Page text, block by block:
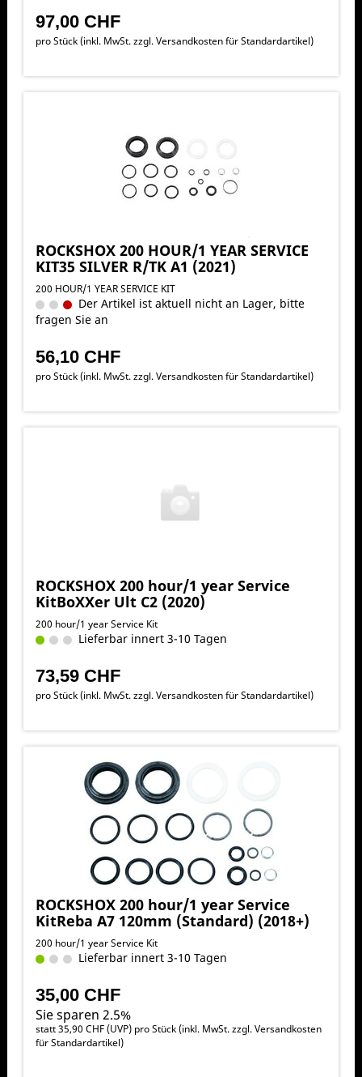
97,00 CHF
pro Stück (inkl. MwSt. zzgl.Versandkosten für Standardartikel)
ROCKSHOX 200 HOUR/1 YEAR SERVICE
KIT35 SILVER R/TK A1 (2021)
200 HOUR/1 YEAR SERVICE KIT
Der Artikel ist aktuell nicht an Lager, bitte
fragen Sie an
56,10 CHF
pro Stück (inkl. MwSt. zzgl.Versandkosten für Standardartikel)
ROCKSHOX 200 hour/1 year Service
KitBoXXer Ult C2 (2020)
200 hour/1 year Service Kit
Lieferbar innert 3-10 Tagen
73,59 CHF
pro Stück (inkl. MwSt. zzgl.Versandkosten für Standardartikel)
ROCKSHOX 200 hour/1 year Service
KitReba A7 120mm (Standard) (2018+)
200 hour/1 year Service Kit
Lieferbar innert 3-10 Tagen
35,00 CHF
Sie sparen 2.5%
statt35,90 CHF(UVP) pro Stück (inkl. MwSt. zzgl.Versandkosten
für Standardartikel)